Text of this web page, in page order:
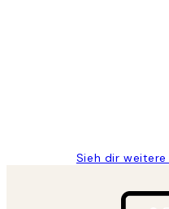
Sieh dir